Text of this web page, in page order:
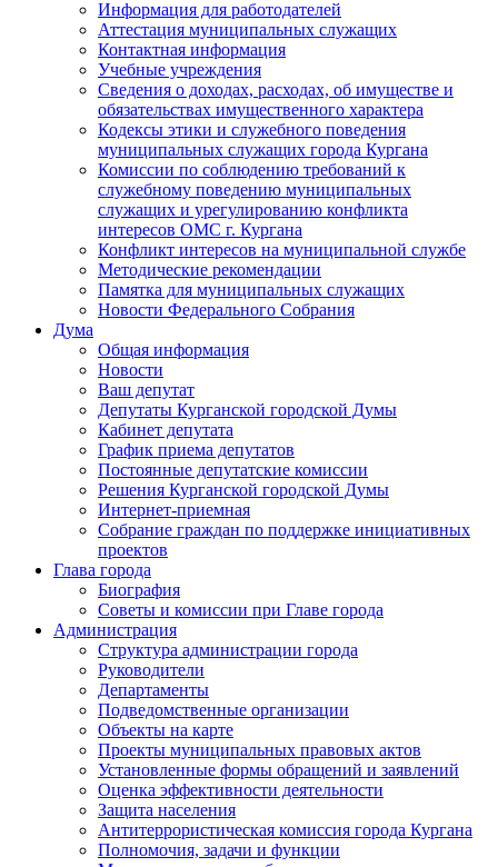
Информация для работодателей
Аттестация муниципальных служащих
Контактная информация
Учебные учреждения
Сведения о доходах, расходах, об имуществе и
обязательствах имущественного характера
Кодексы этики и служебного поведения
муниципальных служащих города Кургана
Комиссии по соблюдению требований к
служебному поведению муниципальных
служащих и урегулированию конфликта
интересов ОМС г. Кургана
Конфликт интересов на муниципальной службе
Методические рекомендации
Памятка для муниципальных служащих
Новости Федерального Cобрания
Дума
Общая информация
Новости
Ваш депутат
Депутаты Курганской городской Думы
Кабинет депутата
График приема депутатов
Постоянные депутатские комиссии
Решения Курганской городской Думы
Интернет-приемная
Собрание граждан по поддержке инициативных
проектов
Глава города
Биография
Советы и комиссии при Главе города
Администрация
Структура администрации города
Руководители
Департаменты
Подведомственные организации
Объекты на карте
Проекты муниципальных правовых актов
Установленные формы обращений и заявлений
Оценка эффективности деятельности
Защита населения
Антитеррористическая комиссия города Кургана
Полномочия, задачи и функции